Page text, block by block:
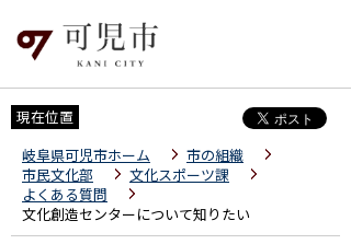
現在位置
岐阜県可児市ホーム
市の組織
市民文化部
文化スポーツ課
よくある質問
文化創造センターについて知りたい